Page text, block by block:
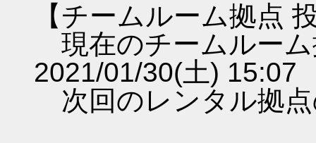
【チームルーム拠点
現在のチームルー
2021/01/30(土) 15:07
次回のレンタル拠